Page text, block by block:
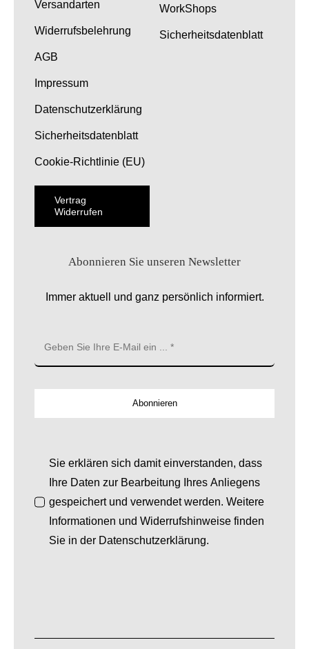
Versandarten
Widerrufsbelehrung
AGB
Impressum
Datenschutzerklärung
Sicherheitsdatenblatt
Cookie-Richtlinie (EU)
Vertrag
Widerrufen
WorkShops
Sicherheitsdatenblatt
Abonnieren Sie unseren Newsletter
Immer aktuell und ganz persönlich informiert.
Abonnieren
Sie erklären sich damit einverstanden, dass
Ihre Daten zur Bearbeitung Ihres Anliegens
gespeichert und verwendet werden. Weitere
Informationen und Widerrufshinweise finden
Sie in der Datenschutzerklärung.